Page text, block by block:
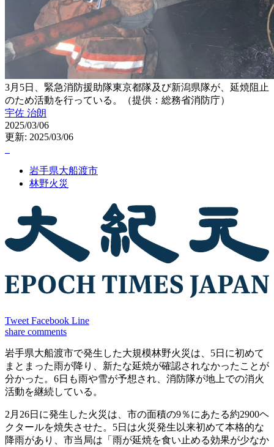
3月5日、緊急消防援助隊東京都隊及び新潟県隊が、延焼阻止
のため活動を行っている。（提供：総務省消防庁）
宇佐 治朗
2025/03/06
更新: 2025/03/06
岩手県大船渡市
林野火災
Tweet Facebook Line
share comments
岩手県大船渡市で発生した大規模林野火災は、5日に初めて
まとまった雨が降り、新たな延焼が確認されなかったことが
分かった。6日も雨や雪が予想され、消防隊が地上での消火
活動を継続している。
2月26日に発生した火災は、市の面積の9％にあたる約2900ヘ
クタールを焼失させた。5日は火災発生以来初めて本格的な
降雨があり、市当局は「雨が延焼を食い止める効果が少なか